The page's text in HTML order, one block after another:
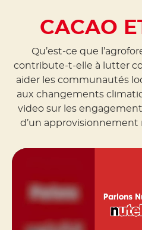
CACAO
Qu’est-ce que
contribute-t-elle à lutter
aider les communautés
aux changements
video sur les
d’un approvisionnement